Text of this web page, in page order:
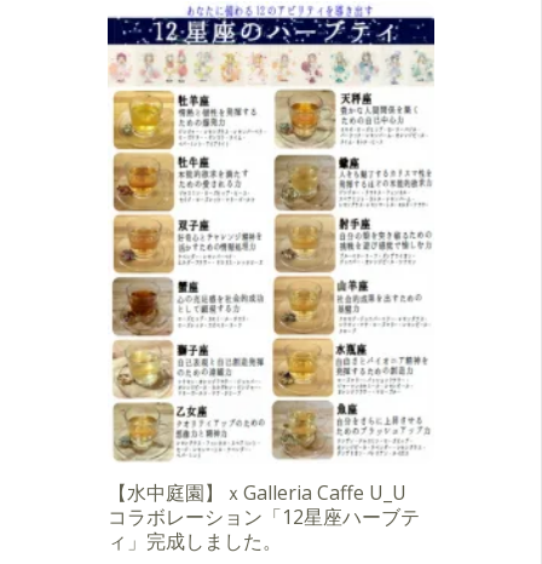
【水中庭園】ｘGalleria Caffe U_U
コラボレーション「12星座ハーブテ
ィ」完成しました。